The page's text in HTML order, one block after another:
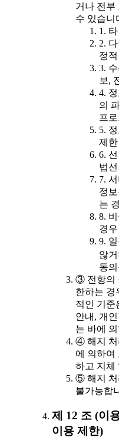
거나 전부
수 있습니
1.
2.
정
3.
보,
4.
의
프
5.
제
6.
법
7.
정
는
8.
경우
9.
않
동
③ 전항의
한하는 경
적인 기준
안내, 개
는 바에
④ 해지 처
에 의하여
하고 지체
⑤ 해지 처
불가능합
제 12 조 (이
이용 제한)